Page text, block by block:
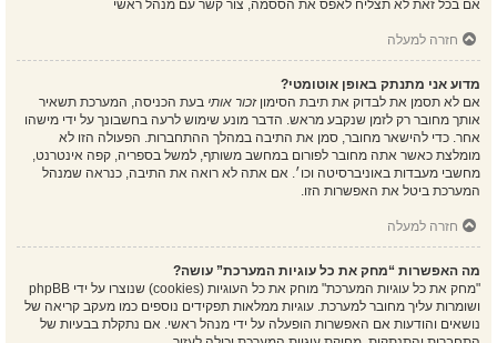
אם בכל זאת לא תצליח לאפס את הססמה, צור קשר עם מנהל ראשי
חזרה למעלה
מדוע אני מתנתק באופן אוטומטי?
אם לא תסמן את לבדוק את תיבת הסימוןזכור אותי בעת הכניסה, המערכת תשאיר
אותך מחובר רק לזמן שנקבע מראש. הדבר מונע שימוש לרעה בחשבונך על ידי מישהו
אחר. כדי להישאר מחובר, סמן את התיבה במהלך ההתחברות. הפעולה הזו לא
מומלצת כאשר אתה מחובר לפורום במחשב משותף, למשל בספריה, קפה אינטרנט,
מחשבי מעבדות באוניברסיטה וכו׳. אם אתה לא רואה את התיבה, כנראה שמנהל
המערכת ביטל את האפשרות הזו.
חזרה למעלה
מה האפשרות “מחק את כל עוגיות המערכת” עושה?
"מחק את כל עוגיות המערכת" מוחק את כל העוגיות (cookies) שנוצרו על ידי phpBB
ושומרות עליך מחובר למערכת. עוגיות ממלאות תפקידים נוספים כמו מעקב קריאה של
נושאים והודעות אם האפשרות הופעלה על ידי מנהל ראשי. אם נתקלת בבעיות של